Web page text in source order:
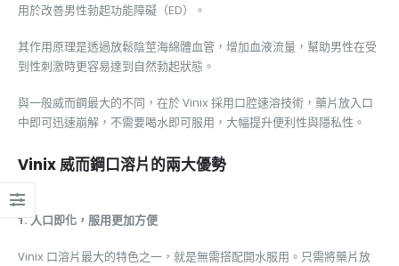
用於改善男性勃起功能障礙（ED）。
其作用原理是透過放鬆陰莖海綿體血管，增加血液流量，幫助男性在受
到性刺激時更容易達到自然勃起狀態。
與一般威而鋼最大的不同，在於 Vinix 採用口腔速溶技術，藥片放入口
中即可迅速崩解，不需要喝水即可服用，大幅提升便利性與隱私性。
Vinix 威而鋼口溶片的兩大優勢
1. 入口即化，服用更加方便
Vinix 口溶片最大的特色之一，就是無需搭配開水服用。只需將藥片放